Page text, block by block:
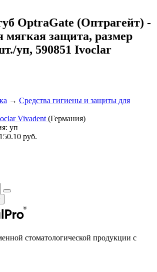
OptraGate (Оптрагейт) -
мягкая защита, размер
уп, 590851 Ivoclar
→ Средства гигиены и защиты для
Vivadent (Германия)
уп
руб.
стоматологической продукции с